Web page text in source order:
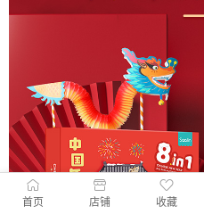
首页 店铺 收藏